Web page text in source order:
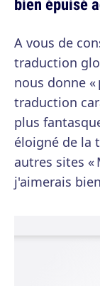
A vous de
traduction
nous donne
traduction
plus
éloigné de la
autres sites «
j'aimerais